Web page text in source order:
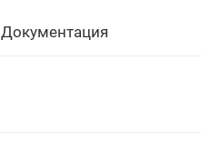
Документация